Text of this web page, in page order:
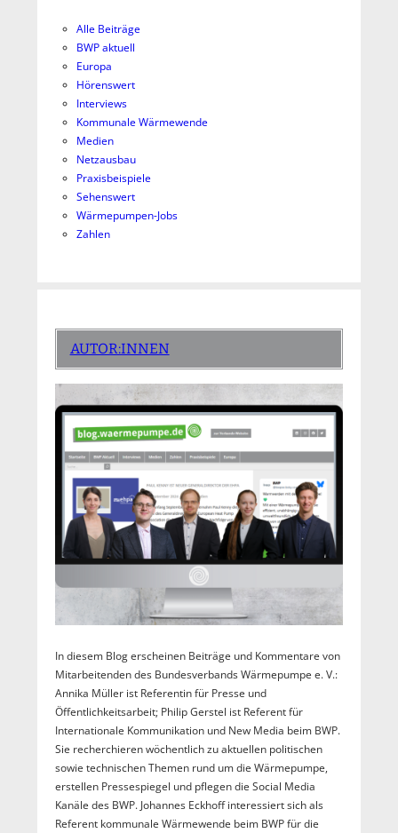
Alle Beiträge
BWP aktuell
Europa
Hörenswert
Interviews
Kommunale Wärmewende
Medien
Netzausbau
Praxisbeispiele
Sehenswert
Wärmepumpen-Jobs
Zahlen
AUTOR:INNEN
In diesem Blog erscheinen Beiträge und Kommentare von
Mitarbeitenden des Bundesverbands Wärmepumpe e. V.:
Annika Müller ist Referentin für Presse und
Öffentlichkeitsarbeit; Philip Gerstel ist Referent für
Internationale Kommunikation und New Media beim BWP.
Sie recherchieren wöchentlich zu aktuellen politischen
sowie technischen Themen rund um die Wärmepumpe,
erstellen Pressespiegel und pflegen die Social Media
Kanäle des BWP. Johannes Eckhoff interessiert sich als
Referent kommunale Wärmewende beim BWP für die